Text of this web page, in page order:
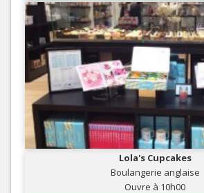
Lola's Cupcakes
Boulangerie anglaise
Ouvre à 10h00